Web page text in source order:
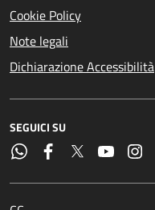
Cookie Policy
Note legali
Dichiarazione Accessibilità
SEGUICI SU